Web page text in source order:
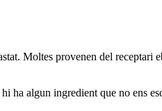
Moltes provenen del
algun ingredient que no ens